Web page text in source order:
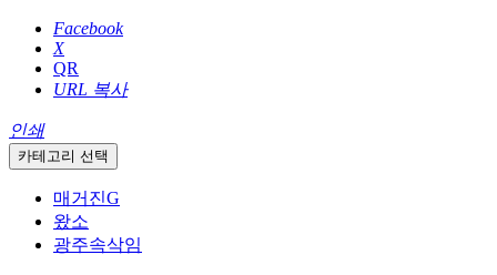
Facebook
X
QR
URL 복사
인쇄
카테고리 선택
매거진G
왔소
광주속삭임